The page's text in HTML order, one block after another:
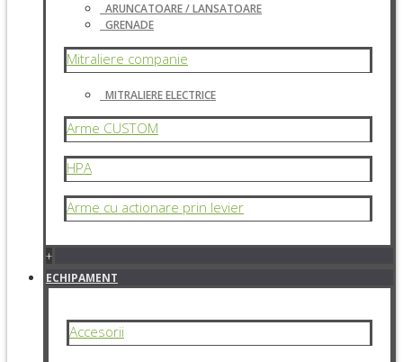
ARUNCATOARE / LANSATOARE
GRENADE
Mitraliere companie
MITRALIERE ELECTRICE
Arme CUSTOM
HPA
Arme cu actionare prin levier
+
ECHIPAMENT
Accesorii